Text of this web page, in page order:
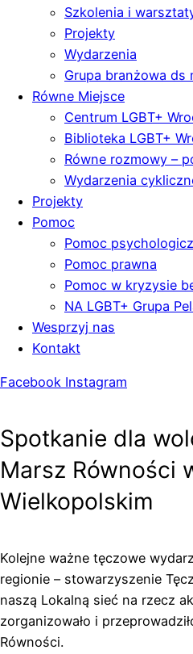
Szkolenia i
Projekty
Wydarzenia
Grupa branżowa ds
Równe Miejsce
Centrum LGBT+
Biblioteka LGBT+
Równe rozmowy –
Wydarzenia
Projekty
Pomoc
Pomoc
Pomoc prawna
Pomoc w kryzysie
NA LGBT+ Grupa
Wesprzyj nas
Kontakt
Facebook Instagram
Spotkanie dla
Marsz Równości
Wielkopolskim
Kolejne ważne tęczowe
regionie – stowarzyszenie
naszą Lokalną sieć na rzecz
zorganizowało i
Równości.